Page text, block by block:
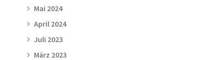
Mai 2024
April 2024
Juli 2023
März 2023